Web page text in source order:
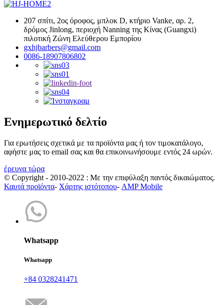
207 σπίτι, 2ος όροφος, μπλοκ D, κτήριο Vanke, αρ. 2,
δρόμος Jinlong, περιοχή Nanning της Κίνας (Guangxi)
πιλοτική Ζώνη Ελεύθερου Εμπορίου
gxhjbarbers@gmail.com
0086-18907806802
Ενημερωτικό δελτίο
Για ερωτήσεις σχετικά με τα προϊόντα μας ή τον τιμοκατάλογο,
αφήστε μας το email σας και θα επικοινωνήσουμε εντός 24 ωρών.
έρευνα τώρα
© Copyright - 2010-2022 : Με την επιφύλαξη παντός δικαιώματος.
Καυτά προϊόντα- Χάρτης ιστότοπου- AMP Mobile
Whatsapp
Whatsapp
+84 0328241471